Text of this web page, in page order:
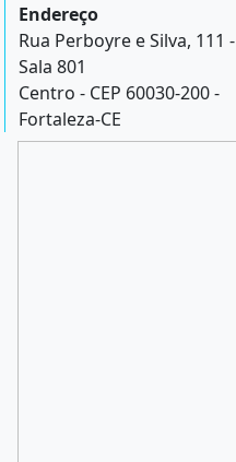
Endereço
Rua Perboyre e Silva, 111 -
Sala 801
Centro - CEP 60030-200 -
Fortaleza-CE